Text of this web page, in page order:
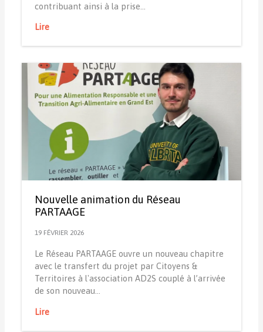
contribuant ainsi à la prise…
Lire
Nouvelle animation du Réseau
PARTAAGE
19 FÉVRIER 2026
Le Réseau PARTAAGE ouvre un nouveau chapitre
avec le transfert du projet par Citoyens &
Territoires à l'association AD2S couplé à l’arrivée
de son nouveau…
Lire